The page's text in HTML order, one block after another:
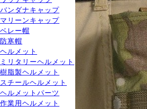
バンダナキャップ
マリーンキャップ
ベレー帽
防寒帽
ヘルメット
ミリタリーヘルメット
樹脂製ヘルメット
スチールヘルメット
ヘルメットパーツ
作業用ヘルメット